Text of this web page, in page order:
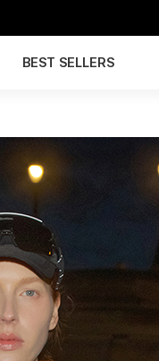
BEST SELLERS